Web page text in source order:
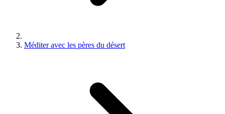
Méditer avec les pères du désert